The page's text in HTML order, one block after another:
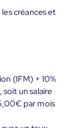
créances et
(IFM) + 10%
un salaire
par mois